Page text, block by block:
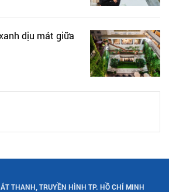
dịu mát giữa
THANH, TRUYỀN HÌNH TP. HỒ CHÍ MINH